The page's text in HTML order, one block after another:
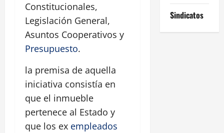
Constitucionales,
Legislación General,
Asuntos Cooperativos y
Presupuesto.
la premisa de aquella
iniciativa consistía en
que el inmueble
pertenece al Estado y
que los ex empleados
Sindicatos